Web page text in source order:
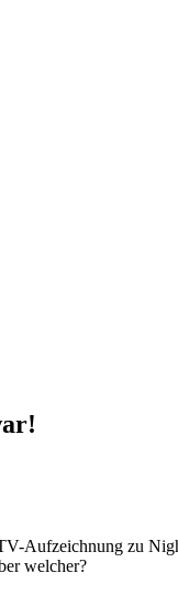
Aufzeichnung zu
welcher?